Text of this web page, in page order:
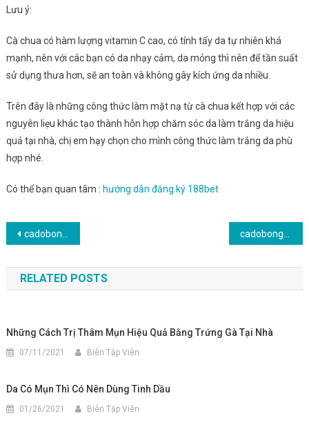
Lưu ý:
Cà chua có hàm lượng vitamin C cao, có tính tẩy da tự nhiên khá
mạnh, nên với các bạn có da nhạy cảm, da mỏng thì nên để tần suất
sử dụng thưa hơn, sẽ an toàn và không gây kích ứng da nhiều.
Trên đây là những công thức làm mặt nạ từ cà chua kết hợp với các
nguyên liẹu khác tạo thành hỗn hợp chăm sóc da làm trắng da hiệu
quả tại nhà, chị em hạy chọn cho mình công thức làm trắng da phù
hợp nhé.
Có thể bạn quan tâm : hướng dẫn đăng ký 188bet
Điều
hướng
bài
cadobongda-Kèo Thẻ Phạt Là Gì? Kinh Nghiệm Đánh Kèo Thẻ Phạt cadobongda – Một Số Kinh Nghiệm Chơi Kèo Thẻ Phạt Tại 188bet Bạn Cần Biết
RELATED POSTS
Những Cách Trị Thâm Mụn Hiệu Quả Bằng Trứng Gà Tại Nhà
07/11/2021 Biên Tập Viên
Da Có Mụn Thì Có Nên Dùng Tinh Dầu
01/26/2021 Biên Tập Viên